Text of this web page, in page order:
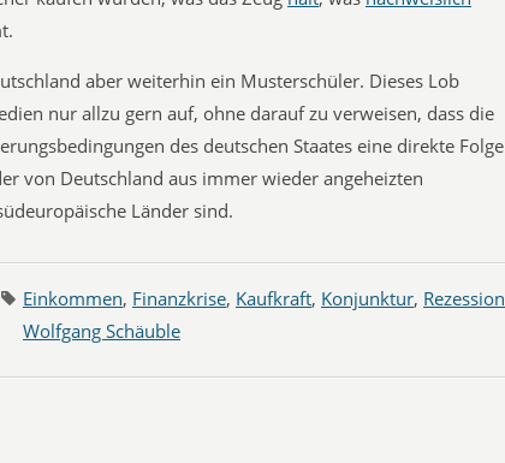
aber weiterhin ein Musterschüler. Dieses Lob
nur allzu gern auf, ohne darauf zu verweisen, dass die
des deutschen Staates eine direkte Folge
von Deutschland aus immer wieder angeheizten
Länder sind.
Einkommen, Finanzkrise, Kaufkraft, Konjunktur, Rezession
Wolfgang Schäuble